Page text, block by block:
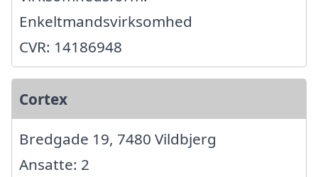
Enkeltmandsvirksomhed
CVR: 14186948
Cortex
Bredgade 19, 7480 Vildbjerg
Ansatte: 2